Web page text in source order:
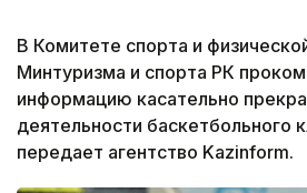
В Комитете спорта и
Минтуризма и спорта РК
информацию касательно
деятельности баскетбольного
передает агентство Kazinform.